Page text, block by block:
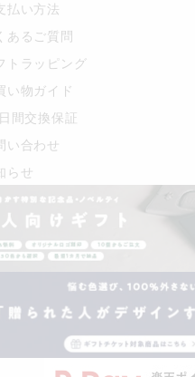
払い方法
あるご質問
トラッピング
い物ガイド
間交換保証
い合わせ
らせ